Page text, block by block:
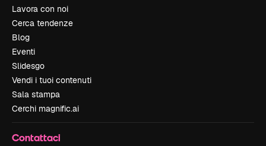
Lavora con noi
Cerca tendenze
Blog
Eventi
Slidesgo
Vendi i tuoi contenuti
Sala stampa
Cerchi magnific.ai
Contattaci